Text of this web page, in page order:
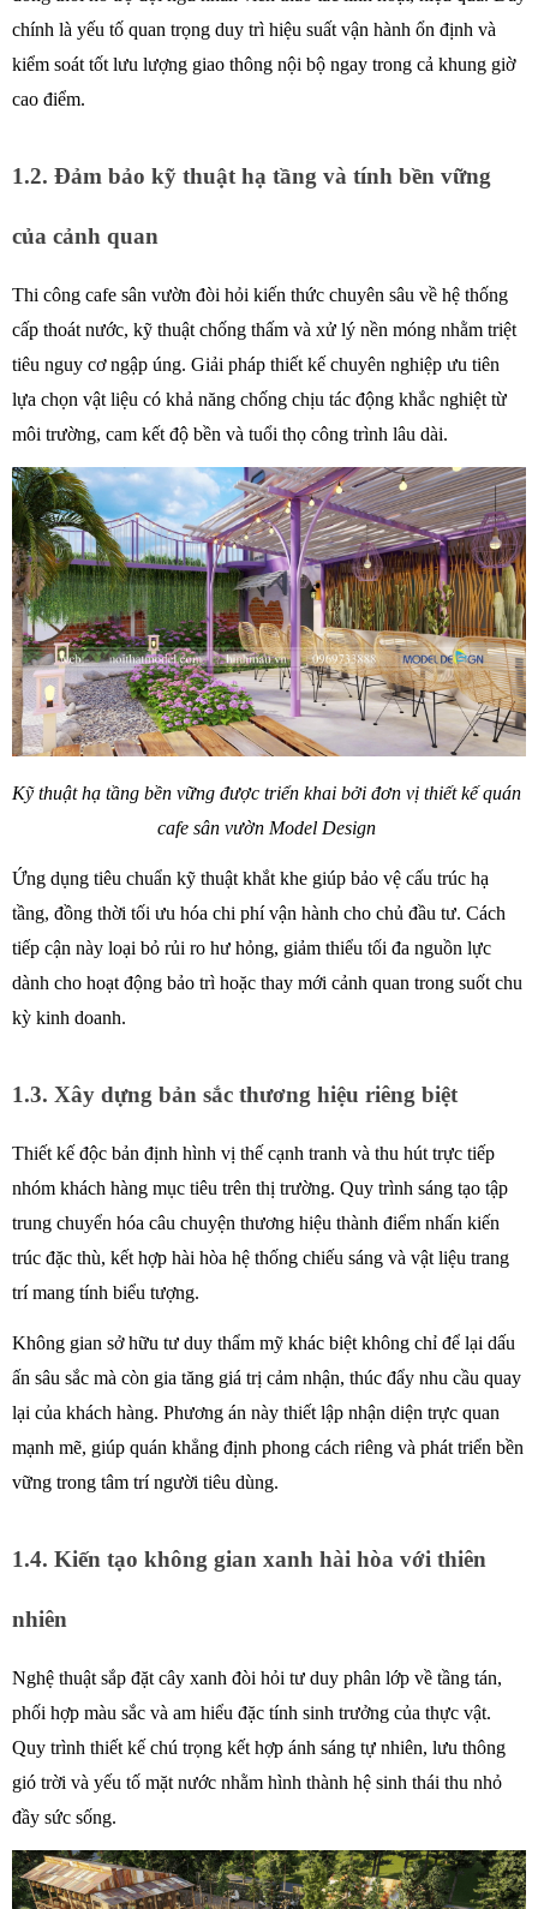
chính là yếu tố quan trọng duy trì hiệu suất vận hành ổn định và
kiểm soát tốt lưu lượng giao thông nội bộ ngay trong cả khung giờ
cao điểm.
1.2. Đảm bảo kỹ thuật hạ tầng và tính bền vững
của cảnh quan
Thi công cafe sân vườn đòi hỏi kiến thức chuyên sâu về hệ thống
cấp thoát nước, kỹ thuật chống thấm và xử lý nền móng nhằm triệt
tiêu nguy cơ ngập úng. Giải pháp thiết kế chuyên nghiệp ưu tiên
lựa chọn vật liệu có khả năng chống chịu tác động khắc nghiệt từ
môi trường, cam kết độ bền và tuổi thọ công trình lâu dài.
Kỹ thuật hạ tầng bền vững được triển khai bởi đơn vị thiết kế quán
cafe sân vườn Model Design
Ứng dụng tiêu chuẩn kỹ thuật khắt khe giúp bảo vệ cấu trúc hạ
tầng, đồng thời tối ưu hóa chi phí vận hành cho chủ đầu tư. Cách
tiếp cận này loại bỏ rủi ro hư hỏng, giảm thiểu tối đa nguồn lực
dành cho hoạt động bảo trì hoặc thay mới cảnh quan trong suốt chu
kỳ kinh doanh.
1.3. Xây dựng bản sắc thương hiệu riêng biệt
Thiết kế độc bản định hình vị thế cạnh tranh và thu hút trực tiếp
nhóm khách hàng mục tiêu trên thị trường. Quy trình sáng tạo tập
trung chuyển hóa câu chuyện thương hiệu thành điểm nhấn kiến
trúc đặc thù, kết hợp hài hòa hệ thống chiếu sáng và vật liệu trang
trí mang tính biểu tượng.
Không gian sở hữu tư duy thẩm mỹ khác biệt không chỉ để lại dấu
ấn sâu sắc mà còn gia tăng giá trị cảm nhận, thúc đẩy nhu cầu quay
lại của khách hàng. Phương án này thiết lập nhận diện trực quan
mạnh mẽ, giúp quán khẳng định phong cách riêng và phát triển bền
vững trong tâm trí người tiêu dùng.
1.4. Kiến tạo không gian xanh hài hòa với thiên
nhiên
Nghệ thuật sắp đặt cây xanh đòi hỏi tư duy phân lớp về tầng tán,
phối hợp màu sắc và am hiểu đặc tính sinh trưởng của thực vật.
Quy trình thiết kế chú trọng kết hợp ánh sáng tự nhiên, lưu thông
gió trời và yếu tố mặt nước nhằm hình thành hệ sinh thái thu nhỏ
đầy sức sống.